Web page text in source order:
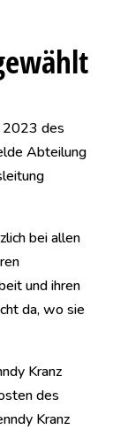
2023 des
Abteilung
bei allen
und ihren
da, wo sie
Kranz
des
Kranz